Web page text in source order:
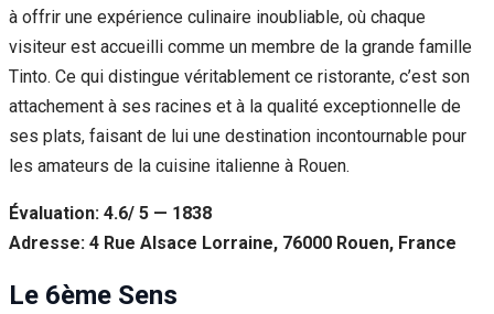
à offrir une expérience culinaire inoubliable, où chaque
visiteur est accueilli comme un membre de la grande famille
Tinto. Ce qui distingue véritablement ce ristorante, c’est son
attachement à ses racines et à la qualité exceptionnelle de
ses plats, faisant de lui une destination incontournable pour
les amateurs de la cuisine italienne à Rouen.
Évaluation: 4.6/ 5 — 1838
Adresse: 4 Rue Alsace Lorraine, 76000 Rouen, France
Le 6ème Sens